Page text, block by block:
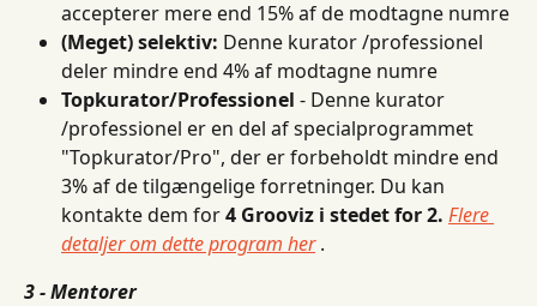
accepterer mere end 15% af de modtagne numre
(Meget) selektiv: Denne kurator /professionel
deler mindre end 4% af modtagne numre
Topkurator/Professionel - Denne kurator
/professionel er en del af specialprogrammet
"Topkurator/Pro", der er forbeholdt mindre end
3% af de tilgængelige forretninger. Du kan
kontakte dem for 4 Grooviz i stedet for 2. Flere
detaljer om dette program her .
3 - Mentorer